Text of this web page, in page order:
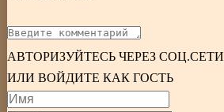
АВТОРИЗУЙТЕСЬ ЧЕРЕЗ СОЦ.СЕТИ
ИЛИ ВОЙДИТЕ КАК ГОСТЬ